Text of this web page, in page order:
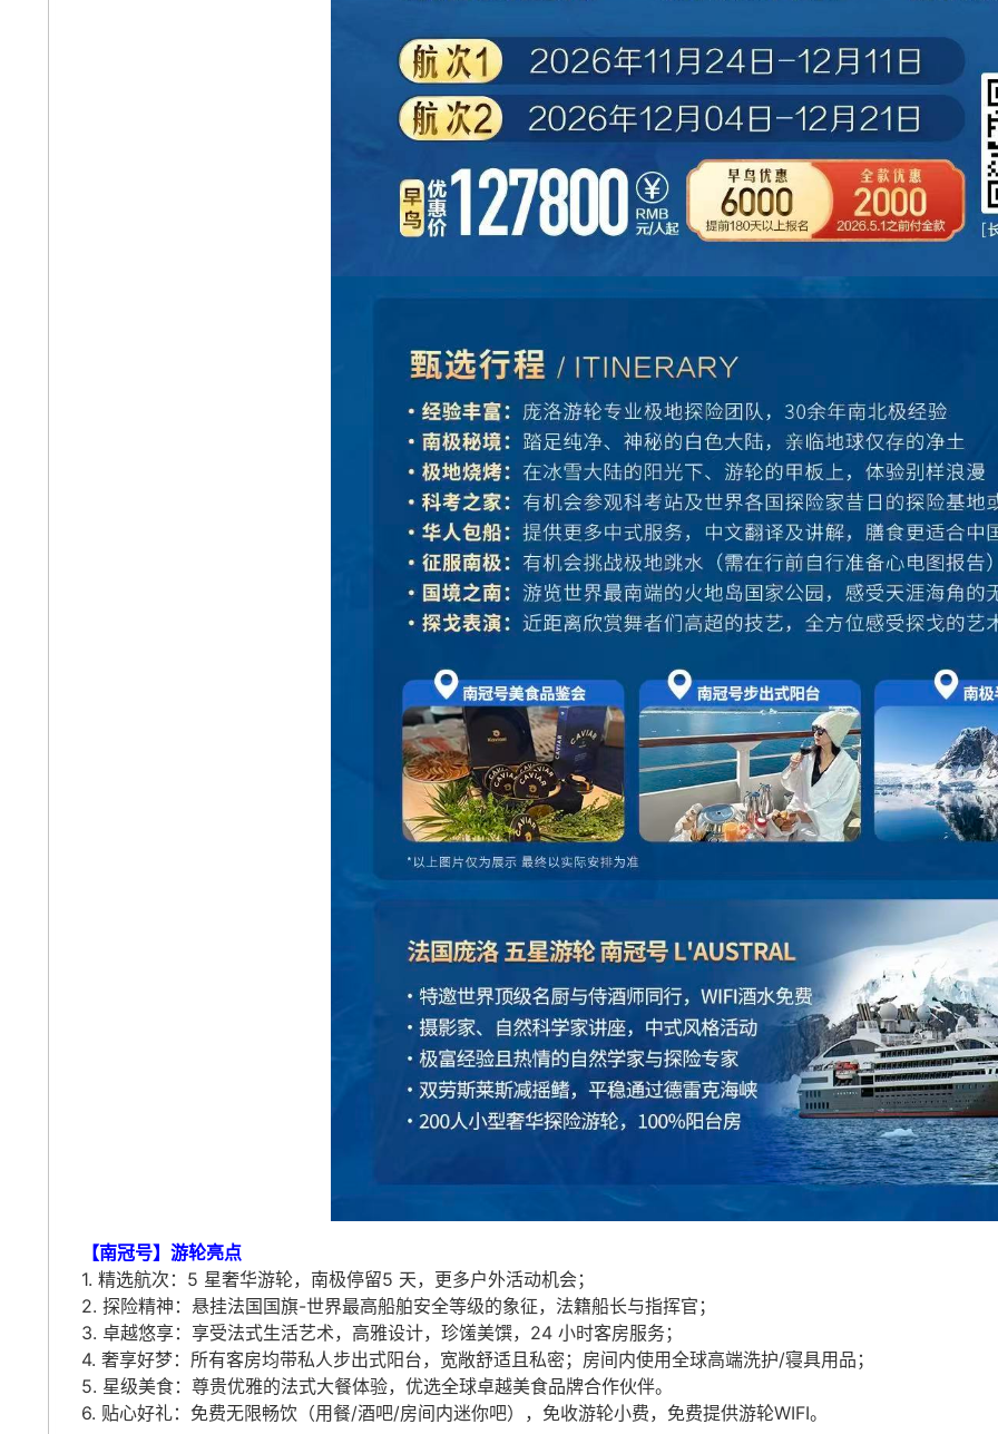
【南冠号】游轮亮点
1. 精选航次：5 星奢华游轮，南极停留5 天，更多户外活动机会；
2. 探险精神：悬挂法国国旗-世界最高船舶安全等级的象征，法籍船长与指挥官；
3. 卓越悠享：享受法式生活艺术，高雅设计，珍馐美馔，24 小时客房服务；
4. 奢享好梦：所有客房均带私人步出式阳台，宽敞舒适且私密；房间内使用全球高端洗护/寝具用品；
5. 星级美食：尊贵优雅的法式大餐体验，优选全球卓越美食品牌合作伙伴。
6. 贴心好礼：免费无限畅饮（用餐/酒吧/房间内迷你吧），免收游轮小费，免费提供游轮WIFI。